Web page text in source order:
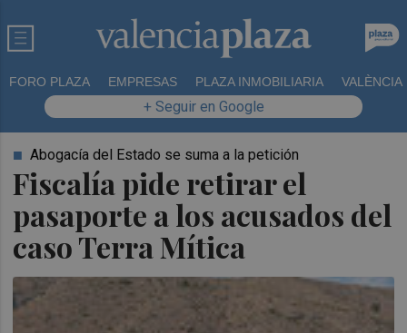
FORO PLAZA EMPRESAS PLAZA INMOBILIARIA VALÈNCIA
+ Seguir en Google
Fiscalía pide retirar el
pasaporte a los acusados del
caso Terra Mítica
Abogacía del Estado se suma a la petición